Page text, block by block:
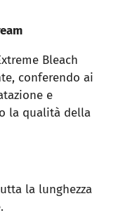
Bleach
conferendo ai
e
la qualità della
la lunghezza